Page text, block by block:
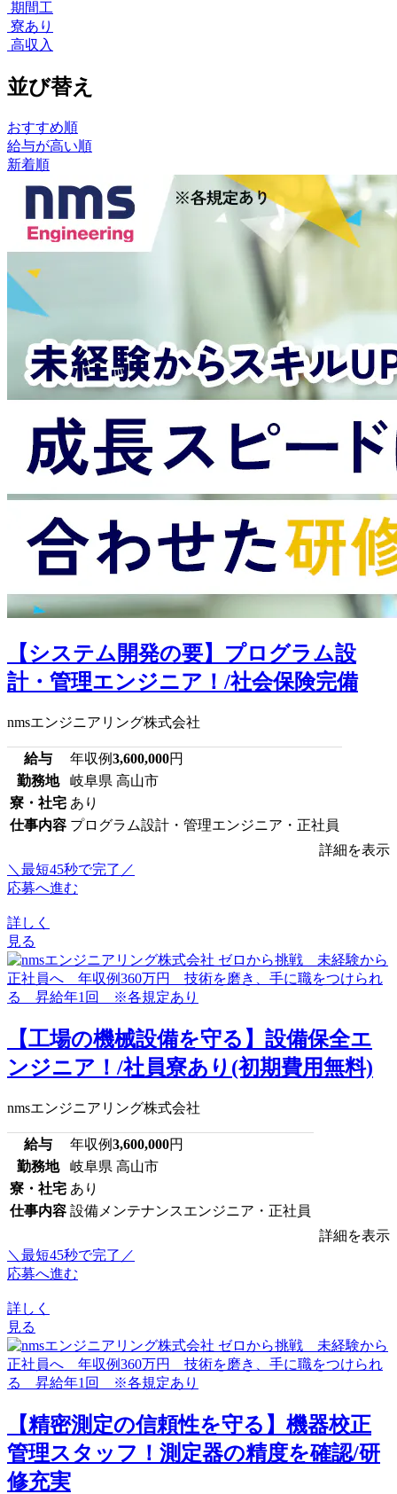
期間工
寮あり
高収入
並び替え
おすすめ順
給与が高い順
新着順
【システム開発の要】プログラム設
計・管理エンジニア！/社会保険完備
nmsエンジニアリング株式会社
給与 年収例3,600,000円
勤務地
岐阜県 高山市
寮・社宅 あり
仕事内容 プログラム設計・管理エンジニア・正社員
詳細を表示
＼最短45秒で完了／
応募へ進む
詳しく
見る
【工場の機械設備を守る】設備保全エ
ンジニア！/社員寮あり(初期費用無料)
nmsエンジニアリング株式会社
給与 年収例3,600,000円
勤務地
岐阜県 高山市
寮・社宅 あり
仕事内容 設備メンテナンスエンジニア・正社員
詳細を表示
＼最短45秒で完了／
応募へ進む
詳しく
見る
【精密測定の信頼性を守る】機器校正
管理スタッフ！測定器の精度を確認/研
修充実